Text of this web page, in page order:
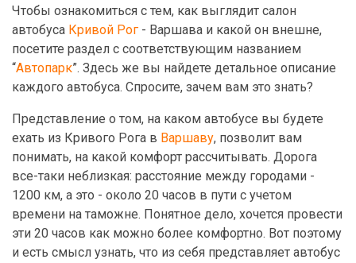
Чтобы ознакомиться с тем, как выглядит салон
автобуса Кривой Рог - Варшава и какой он внешне,
посетите раздел с соответствующим названием
“Автопарк”. Здесь же вы найдете детальное описание
каждого автобуса. Спросите, зачем вам это знать?
Представление о том, на каком автобусе вы будете
ехать из Кривого Рога в Варшаву, позволит вам
понимать, на какой комфорт рассчитывать. Дорога
все-таки неблизкая: расстояние между городами -
1200 км, а это - около 20 часов в пути с учетом
времени на таможне. Понятное дело, хочется провести
эти 20 часов как можно более комфортно. Вот поэтому
и есть смысл узнать, что из себя представляет автобус